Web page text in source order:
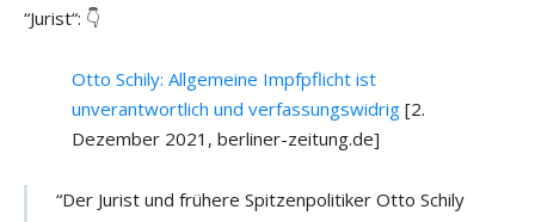
“Jurist“: 👇
Otto Schily: Allgemeine Impfpflicht ist
unverantwortlich und verfassungswidrig [2.
Dezember 2021, berliner-zeitung.de]
“Der Jurist und frühere Spitzenpolitiker Otto Schily